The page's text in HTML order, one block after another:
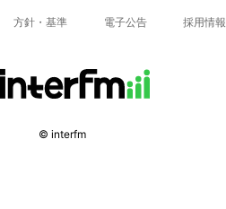
方針・基準 電子公告 採用情報
© interfm